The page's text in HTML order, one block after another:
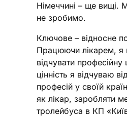
Німеччині – ще вищі.
не зробимо.
Ключове – відносне
Працюючи лікарем, я
відчувати професійну
цінність я відчуваю
професій у своїй
як лікар, заробляти
тролейбуса в КП